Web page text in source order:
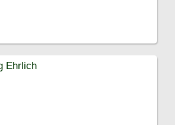
Ehrlich